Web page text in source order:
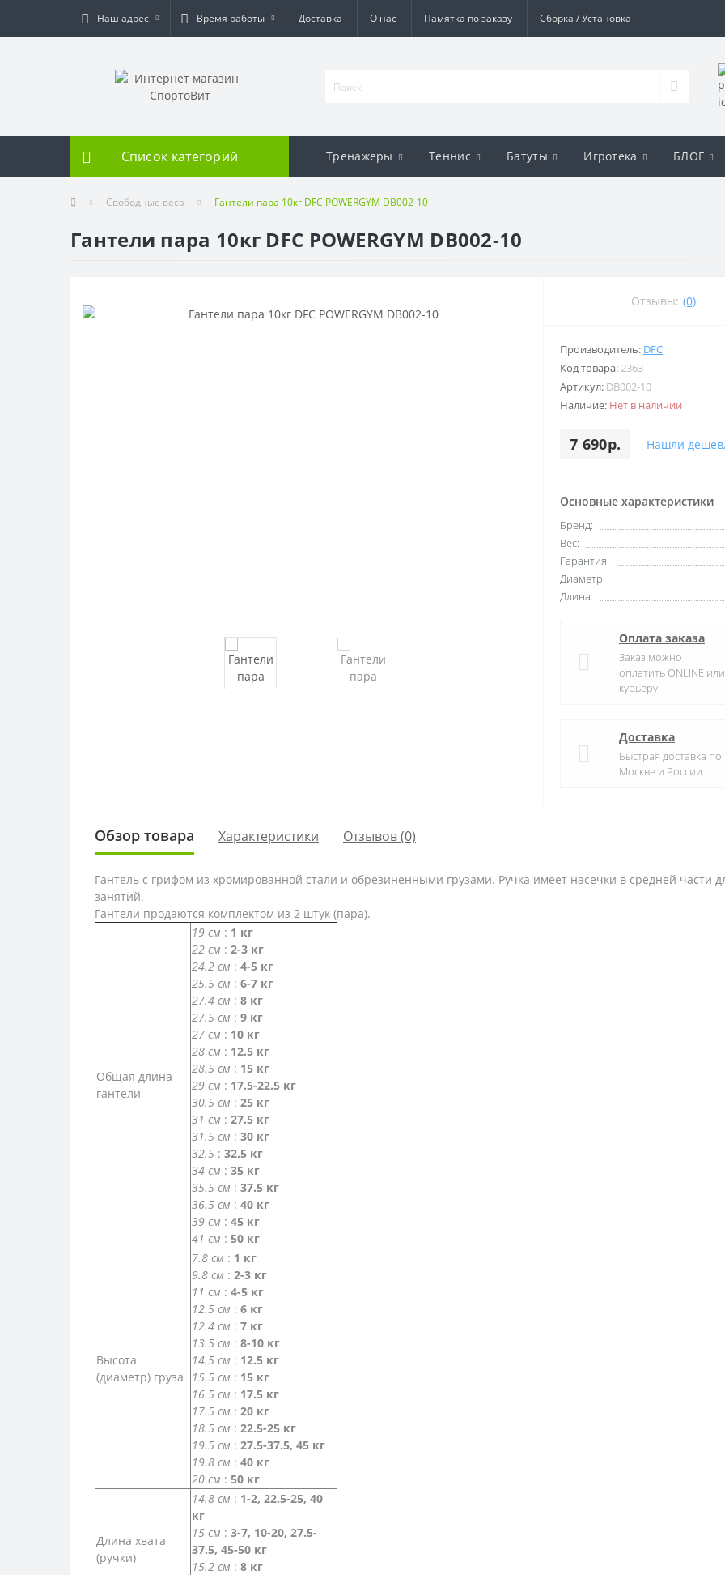
Наш адрес Время работы Доставка О нас Памятка по заказу Сборка / Установка
Список категорий Тренажеры Теннис Батуты Игротека БЛОГ
Свободные веса Гантели пара 10кг DFC POWERGYM DB002-10
Гантели пара 10кг DFC POWERGYM DB002-10
Отзывы: (0)
Производитель: DFC
Код товара:2363
Артикул: DB002-10
Наличие: Нет в наличии
7 690р. Нашли
Основные характеристики
Бренд:
Вес:
Гарантия:
Диаметр:
Длина:
Оплата заказа
Заказ можно
оплатить ONLINE или
курьеру
Доставка
Быстрая доставка по
Москве и России
Обзор товара Характеристики Отзывов (0)
Гантель с грифом из хромированной стали и обрезиненными грузами. Ручка имеет насечки в средней части
занятий.
Гантели продаются комплектом из 2 штук (пара).
Общая длина
гантели
19 см : 1 кг
22 см : 2-3 кг
24.2 см : 4-5 кг
25.5 см : 6-7 кг
27.4 см : 8 кг
27.5 см : 9 кг
27 см : 10 кг
28 см : 12.5 кг
28.5 см : 15 кг
29 см : 17.5-22.5 кг
30.5 см : 25 кг
31 см : 27.5 кг
31.5 см : 30 кг
32.5 : 32.5 кг
34 см : 35 кг
35.5 см : 37.5 кг
36.5 см : 40 кг
39 см : 45 кг
41 см : 50 кг
Высота
(диаметр) груза
7.8 см : 1 кг
9.8 см : 2-3 кг
11 см : 4-5 кг
12.5 см : 6 кг
12.4 см : 7 кг
13.5 см : 8-10 кг
14.5 см : 12.5 кг
15.5 см : 15 кг
16.5 см : 17.5 кг
17.5 см : 20 кг
18.5 см : 22.5-25 кг
19.5 см : 27.5-37.5, 45 кг
19.8 см : 40 кг
20 см : 50 кг
Длина хвата
(ручки)
14.8 см : 1-2, 22.5-25, 40
кг
15 см : 3-7, 10-20, 27.5-
37.5, 45-50 кг
15.2 см : 8 кг